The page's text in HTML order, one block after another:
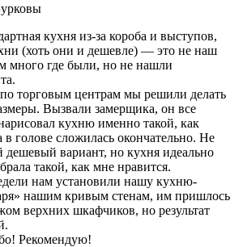
кухня из-за короба и выступов,
(хоть они и дешевле) — это не наш
много где были, но не нашли
торговым центрам мы решили делать
Вызвали замерщика, он все
кухню именно такой, как
в голове сложилась окончательно. Не
дешевый вариант, но кухня идеально
такой, как мне нравится.
нам установили нашу кухню-
нашим кривым стенам, им пришлось
верхних шкафчиков, но результат
Рекомендую!